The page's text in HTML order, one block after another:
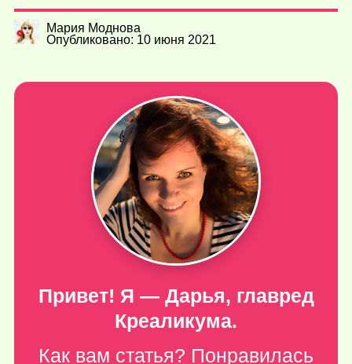
Мария Моднова
Опубликовано: 10 июня 2021
Привет! Я — Дарья, главред
Креаликума.
Как вам статья? Понравилась